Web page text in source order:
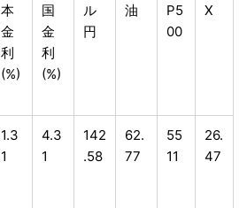
本
金
利
(%)
国
金
利
(%)
ル
円
油
P5
00
X
1.3
1
4.3
1
142
.58
62.
77
55
11
26.
47